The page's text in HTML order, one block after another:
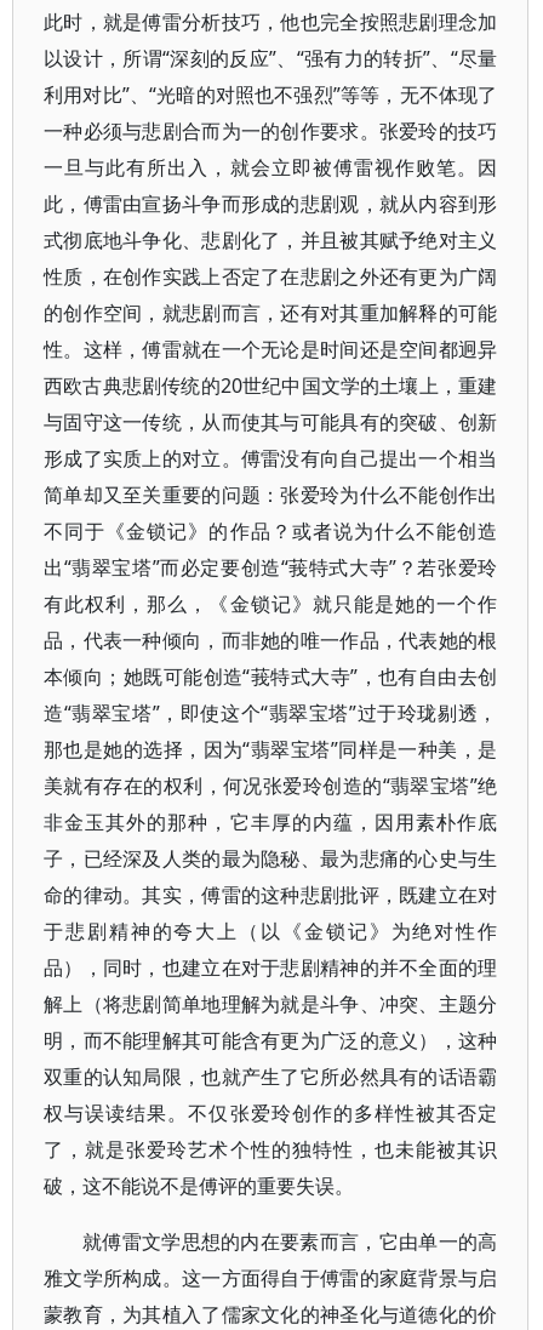
此时，就是傅雷分析技巧，他也完全按照悲剧理念加
以设计，所谓“深刻的反应”、“强有力的转折”、“尽量
利用对比”、“光暗的对照也不强烈”等等，无不体现了
一种必须与悲剧合而为一的创作要求。张爱玲的技巧
一旦与此有所出入，就会立即被傅雷视作败笔。因
此，傅雷由宣扬斗争而形成的悲剧观，就从内容到形
式彻底地斗争化、悲剧化了，并且被其赋予绝对主义
性质，在创作实践上否定了在悲剧之外还有更为广阔
的创作空间，就悲剧而言，还有对其重加解释的可能
性。这样，傅雷就在一个无论是时间还是空间都迥异
西欧古典悲剧传统的20世纪中国文学的土壤上，重建
与固守这一传统，从而使其与可能具有的突破、创新
形成了实质上的对立。傅雷没有向自己提出一个相当
简单却又至关重要的问题：张爱玲为什么不能创作出
不同于《金锁记》的作品？或者说为什么不能创造
出“翡翠宝塔”而必定要创造“莪特式大寺”？若张爱玲
有此权利，那么，《金锁记》就只能是她的一个作
品，代表一种倾向，而非她的唯一作品，代表她的根
本倾向；她既可能创造“莪特式大寺”，也有自由去创
造“翡翠宝塔”，即使这个“翡翠宝塔”过于玲珑剔透，
那也是她的选择，因为“翡翠宝塔”同样是一种美，是
美就有存在的权利，何况张爱玲创造的“翡翠宝塔”绝
非金玉其外的那种，它丰厚的内蕴，因用素朴作底
子，已经深及人类的最为隐秘、最为悲痛的心史与生
命的律动。其实，傅雷的这种悲剧批评，既建立在对
于悲剧精神的夸大上（以《金锁记》为绝对性作
品），同时，也建立在对于悲剧精神的并不全面的理
解上（将悲剧简单地理解为就是斗争、冲突、主题分
明，而不能理解其可能含有更为广泛的意义），这种
双重的认知局限，也就产生了它所必然具有的话语霸
权与误读结果。不仅张爱玲创作的多样性被其否定
了，就是张爱玲艺术个性的独特性，也未能被其识
破，这不能说不是傅评的重要失误。
就傅雷文学思想的内在要素而言，它由单一的高
雅文学所构成。这一方面得自于傅雷的家庭背景与启
蒙教育，为其植入了儒家文化的神圣化与道德化的价